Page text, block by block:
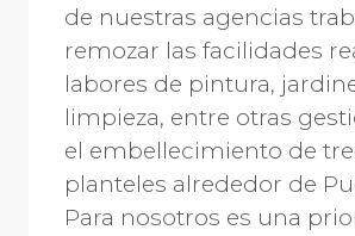
de nuestras agencias
remozar las facilidades
labores de pintura,
limpieza, entre otras
el embellecimiento de
planteles alrededor de
Para nosotros es una